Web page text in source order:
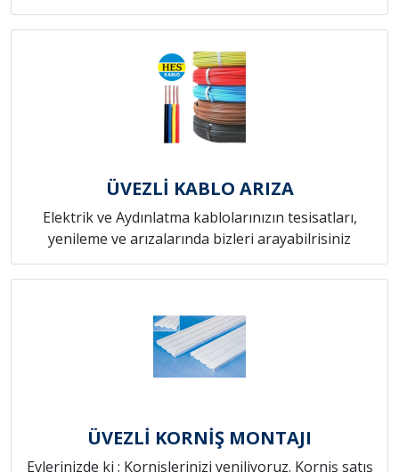
ÜVEZLİ KABLO ARIZA
Elektrik ve Aydınlatma kablolarınızın tesisatları,
yenileme ve arızalarında bizleri arayabilrisiniz
ÜVEZLİ KORNİŞ MONTAJI
Evlerinizde ki ; Kornişlerinizi yeniliyoruz. Korniş satış